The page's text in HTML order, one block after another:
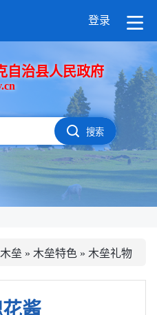
登录
自治县人民政府
搜索
垒 » 木垒特色 » 木垒礼物
酱